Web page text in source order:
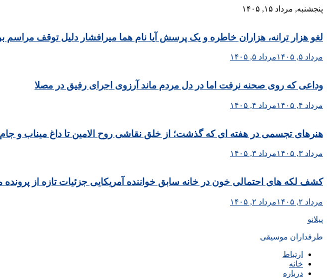
Skip
پنجشنبه, مرداد ۱۵, ۱۴۰۵
لغو هزار ترانه، هزاران خاطره و یک پرسش آیا نام هما میرافشار دلیل توقف مراسم
مرداد ۵, ۱۴۰۵ مرداد ۵, ۱۴۰۵
وداعی که روی صحنه نرفت اما در دل مردم ماند آرزوی اجرای رفیق در مصلا
مرداد ۴, ۱۴۰۵ مرداد ۴, ۱۴۰۵
هنرهای تجسمی در هفته ای که گذشت؛ از خلق نقاشی روح الامین تا داغ میناب و جام
مرداد ۳, ۱۴۰۵ مرداد ۳, ۱۴۰۵
کشف لکه های احتمالی خون در خانه سابق خواننده آمریکایی جزئیات تازه از
مرداد ۲, ۱۴۰۵ مرداد ۲, ۱۴۰۵
پیلانو
طرفداران موسیقی
ارتباط
خانه
درباره